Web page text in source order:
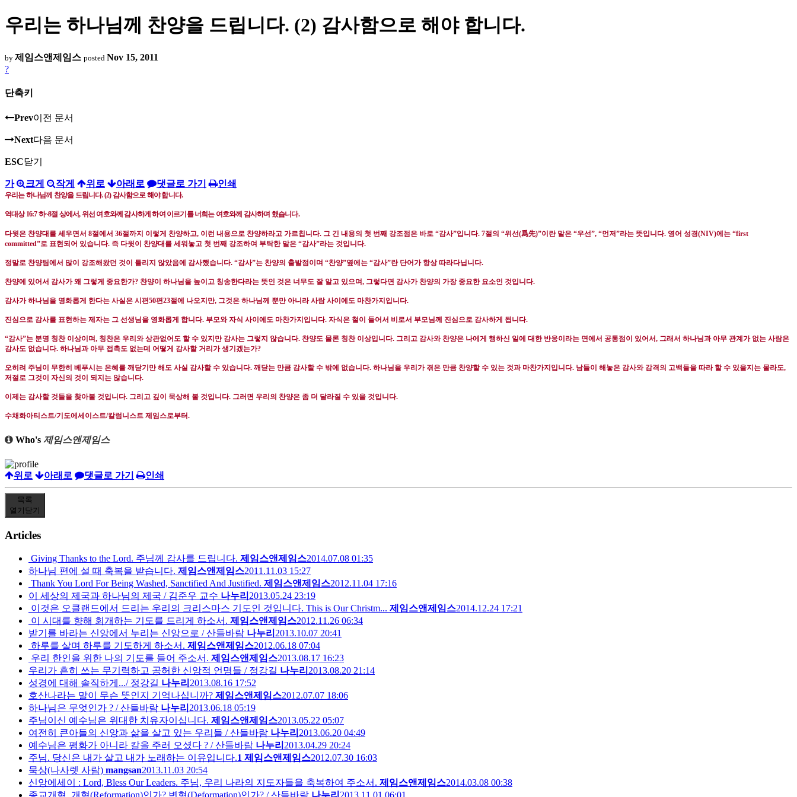
우리는 하나님께 찬양을 드립니다. (2) 감사함으로 해야 합니다.
by 제임스앤제임스 posted Nov 15, 2011
?
단축키
Prev이전 문서
Next다음 문서
ESC닫기
가 크게 작게 위로 아래로 댓글로 가기 인쇄
우리는 하나님께 찬양을 드립니다. (2) 감사함으로 해야 합니다.
역대상16:7하~8절 상에서,위선 여호와께 감사하게 하여 이르기를 너희는 여호와께 감사하며 했습니다.
다윗은 찬양대를 세우면서 8절에서 36절까지 이렇게 찬양하고, 이런 내용으로 찬양하라고 가르칩니다. 그 긴 내용의 첫 번째 강조점은 바로 “감사”입니다. 7절의 “위선(爲先)”이란 말은 “우선”, “먼저”라는 뜻입니다. 영어 성경(NIV)에는 “first
committed”로 표현되어 있습니다. 즉 다윗이 찬양대를 세워놓고 첫 번째 강조하여 부탁한 말은 “감사”라는 것입니다.
정말로 찬양팀에서 많이 강조해왔던 것이 틀리지 않았음에 감사했습니다. “감사”는 찬양의 출발점이며 “찬양”옆에는 “감사”란 단어가 항상 따라다닙니다.
찬양에 있어서 감사가 왜 그렇게 중요한가? 찬양이 하나님을 높이고 칭송한다라는 뜻인 것은 너무도 잘 알고 있으며, 그렇다면 감사가 찬양의 가장 중요한 요소인 것입니다.
감사가 하나님을 영화롭게 한다는 사실은 시편50편23절에 나오지만, 그것은 하나님께 뿐만 아니라 사람 사이에도 마찬가지입니다.
진심으로 감사를 표현하는 제자는 그 선생님을 영화롭게 합니다. 부모와 자식 사이에도 마찬가지입니다. 자식은 철이 들어서 비로서 부모님께 진심으로 감사하게 됩니다.
“감사”는 분명 칭찬 이상이며, 칭찬은 우리와 상관없어도 할 수 있지만 감사는 그렇지 않습니다. 찬양도 물론 칭찬 이상입니다. 그리고 감사와 찬양은 나에게 행하신 일에 대한 반응이라는 면에서 공통점이 있어서, 그래서 하나님과 아무 관계가 없는 사람은
감사도 없습니다. 하나님과 아무 접촉도 없는데 어떻게 감사할 거리가 생기겠는가?
오히려 주님이 무한히 베푸시는 은혜를 깨닫기만 해도 사실 감사할 수 있습니다. 깨닫는 만큼 감사할 수 밖에 없습니다. 하나님을 우리가 겪은 만큼 찬양할 수 있는 것과 마찬가지입니다. 남들이 해놓은 감사와 감격의 고백들을 따라 할 수 있을지는 몰라도,
저절로 그것이 자신의 것이 되지는 않습니다.
이제는 감사할 것들을 찾아볼 것입니다. 그리고 깊이 묵상해 볼 것입니다. 그러면 우리의 찬양은 좀 더 달라질 수 있을 것입니다.
수채화아티스트/기도에세이스트/칼럼니스트 제임스로부터.
Who's 제임스앤제임스
위로 아래로 댓글로 가기 인쇄
목록
열기 닫기
Articles
Giving Thanks to the Lord. 주님께 감사를 드립니다. 제임스앤제임스2014.07.08 01:35
하나님 편에 설 때 축복을 받습니다. 제임스앤제임스2011.11.03 15:27
Thank You Lord For Being Washed, Sanctified And Justified. 제임스앤제임스2012.11.04 17:16
이 세상의 제국과 하나님의 제국 / 김준우 교수 나누리 2013.05.24 23:19
이것은 오클랜드에서 드리는 우리의 크리스마스 기도인 것입니다. This is Our Christm... 제임스앤제임스2014.12.24 17:21
이 시대를 향해 회개하는 기도를 드리게 하소서. 제임스앤제임스2012.11.26 06:34
받기를 바라는 신앙에서 누리는 신앙으로 / 산들바람 나누리 2013.10.07 20:41
하루를 살며 하루를 기도하게 하소서. 제임스앤제임스2012.06.18 07:04
우리 한인을 위한 나의 기도를 들어 주소서. 제임스앤제임스2013.08.17 16:23
우리가 흔히 쓰는 무기력하고 공허한 신앙적 언명들 / 정강길 나누리 2013.08.20 21:14
성경에 대해 솔직하게.../ 정강길 나누리 2013.08.16 17:52
호산나라는 말이 무슨 뜻인지 기억나십니까? 제임스앤제임스2012.07.07 18:06
하나님은 무엇인가 ? / 산들바람 나누리 2013.06.18 05:19
주님이신 예수님은 위대한 치유자이십니다. 제임스앤제임스2013.05.22 05:07
여전히 큰아들의 신앙과 삶을 살고 있는 우리들 / 산들바람 나누리 2013.06.20 04:49
예수님은 평화가 아니라 칼을 주러 오셨다 ? / 산들바람 나누리 2013.04.29 20:24
주님. 당신은 내가 살고 내가 노래하는 이유입니다.1 제임스앤제임스2012.07.30 16:03
묵상(나사렛 사람) mangsan2013.11.03 20:54
신앙에세이 : Lord, Bless Our Leaders. 주님, 우리 나라의 지도자들을 축복하여 주소서. 제임스앤제임스2014.03.08 00:38